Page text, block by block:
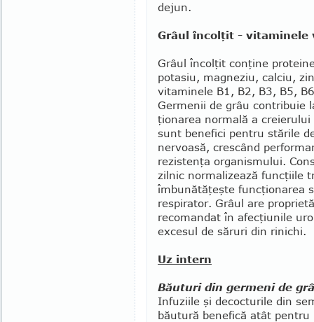
dejun.
Grâul încolţit - vitaminele
Grâul încolţit conţine
potasiu, magneziu, calciu,
vitaminele B1, B2, B3, B5,
Germenii de grâu contribuie
ţionarea normală a
sunt benefici pentru stările
nervoasă, cres­când
rezistenţa organismului.
zilnic normalizează funcţiile
îmbunătăţeşte funcţionarea
respirator. Grâul are
recomandat în afecţiunile
excesul de săruri din rinichi.
Uz intern
Băuturi din germeni de
Infuziile şi decocturile din
băutură benefică atât pentru